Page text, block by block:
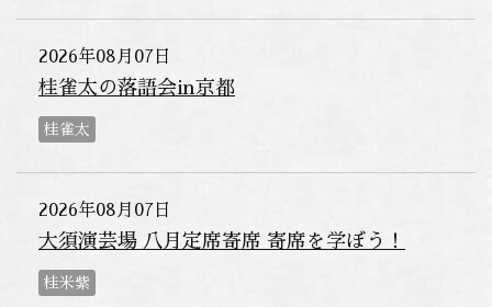
2026年08月07日
桂雀太の落語会in京都
桂雀太
2026年08月07日
大須演芸場 八月定席寄席 寄席を学ぼう！
桂米紫